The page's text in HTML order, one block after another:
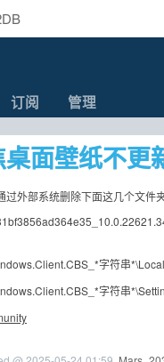
订阅 管理
面壁纸不更
外部系统删除下面这几个文件
字符串
字符串